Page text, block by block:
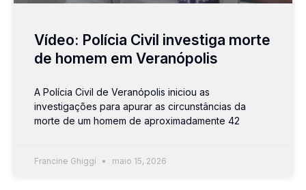
Vídeo: Polícia Civil investiga morte
de homem em Veranópolis
A Polícia Civil de Veranópolis iniciou as
investigações para apurar as circunstâncias da
morte de um homem de aproximadamente 42
Francine Ghiggi maio 15, 2026